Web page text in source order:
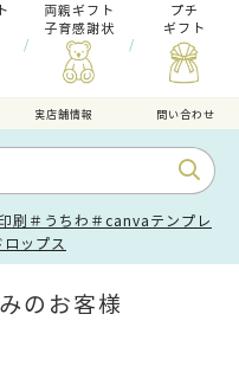
/
両親ギフト
子育感謝状
/
プチ
ギフト
実店舗情報 問い合わせ
刷 ＃うちわ ＃canvaテンプレ
ップス
のお客様